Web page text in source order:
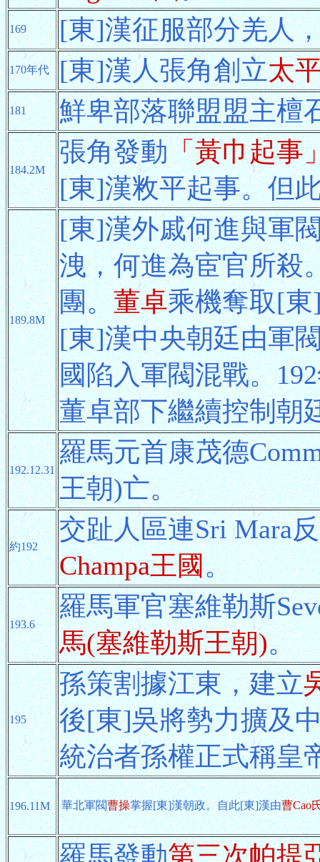
169 [東]漢征服部分羌人
170年代 [東]漢人張角創立太
181 鮮卑部落聯盟盟主檀
184.2M
張角發動「黃巾起事
[東]漢敉平起事。但
189.8M
[東]漢外戚何進與軍
洩，何進為宦官所殺
團。董卓乘機奪取[
[東]漢中央朝廷由軍
國陷入軍閥混戰。
董卓部下繼續控制朝
192.12.31
羅馬元首康茂德
王朝)亡。
約192
交趾人區連Sri Mara
Champa王國。
193.6
羅馬軍官塞維勒斯
馬(塞維勒斯王朝)。
195
孫策割據江東，建立
後[東]吳將勢力擴及
統治者孫權正式稱皇
196.11M 華北軍閥曹操掌握[東]漢朝政。自此[東]漢由曹Cao
羅馬發動第三次帕提